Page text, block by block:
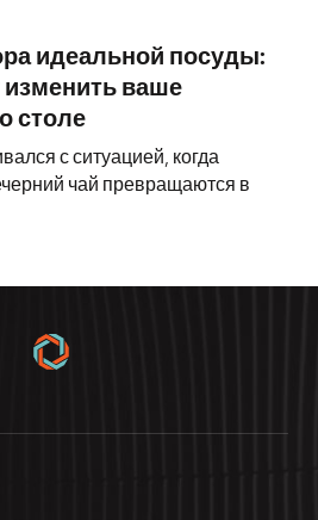
идеальной посуды:
изменить ваше
столе
с ситуацией, когда
чай превращаются в